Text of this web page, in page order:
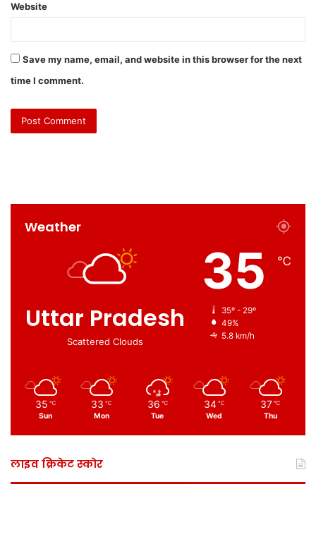
Website
Save my name, email, and website in this browser for the next
time I comment.
Weather
Uttar Pradesh
Scattered Clouds
35 ℃
35º - 29º
49%
5.8 km/h
35 ℃
Sun
33 ℃
Mon
36 ℃
Tue
34 ℃
Wed
37 ℃
Thu
लाइव क्रिकेट स्कोर